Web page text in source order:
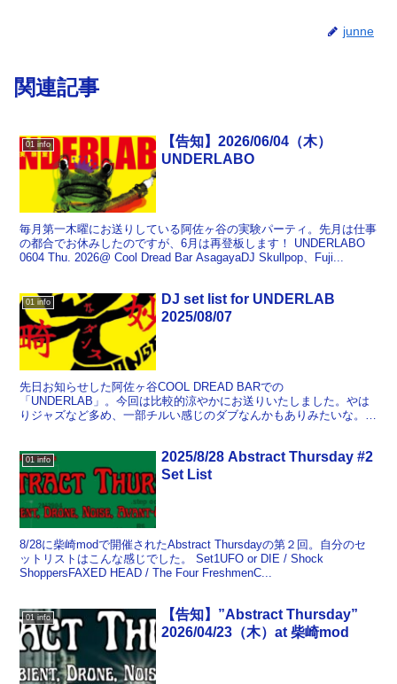
junne
関連記事
01 info
【告知】2026/06/04（木）
UNDERLABO
毎月第一木曜にお送りしている阿佐ヶ谷の実験パーティ。先月は仕事
の都合でお休みしたのですが、6月は再登板します！ UNDERLABO
0604 Thu. 2026@ Cool Dread Bar AsagayaDJ Skullpop、Fuji...
01 info
DJ set list for UNDERLAB
2025/08/07
先日お知らせした阿佐ヶ谷COOL DREAD BARでの
「UNDERLAB」。今回は比較的涼やかにお送りいたしました。やは
りジャズなど多め、一部チルい感じのダブなんかもありみたいな。
01 info
2025/8/28 Abstract Thursday #2
Set List
8/28に柴崎modで開催されたAbstract Thursdayの第２回。自分のセ
ットリストはこんな感じでした。 Set1UFO or DIE / Shock
ShoppersFAXED HEAD / The Four FreshmenC...
01 info
【告知】”Abstract Thursday”
2026/04/23（木）at 柴崎mod